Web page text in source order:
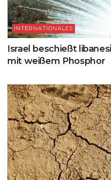
INTERNATIONALES
Israel beschießt
mit weißem Phosphor